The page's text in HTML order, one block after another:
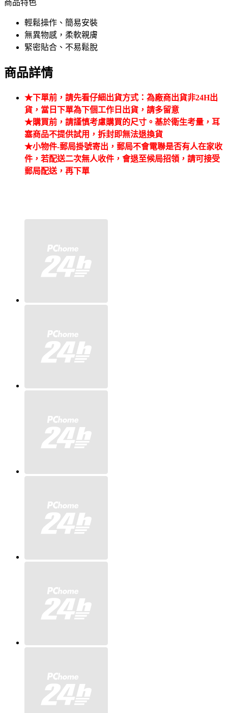
商品特色
輕鬆操作、簡易安裝
無異物感，柔軟親膚
緊密貼合、不易鬆脫
商品詳情
★下單前，請先看仔細出貨方式：為廠商出貨非24H出
貨，當日下單為下個工作日出貨，請多留意
★購買前，請謹慎考慮購買的尺寸。基於衛生考量，耳
塞商品不提供試用，拆封即無法退換貨
★小物件-郵局掛號寄出，郵局不會電聯是否有人在家收
件，若配送二次無人收件，會退至候局招領，請可接受
郵局配送，再下單